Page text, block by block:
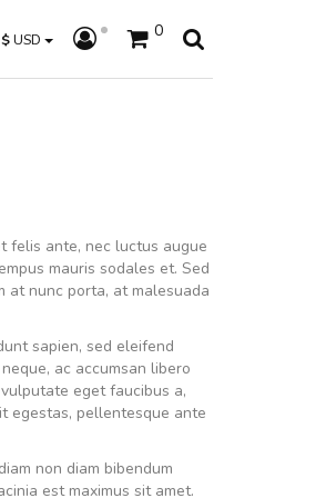
$USD 0
felis ante, nec luctus augue
mauris sodales et. Sed
at nunc porta, at malesuada
sapien, sed eleifend
ac accumsan libero
eget faucibus a,
egestas, pellentesque ante
non diam bibendum
est maximus sit amet.